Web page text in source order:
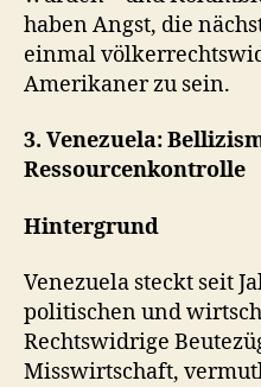
haben Angst, die
einmal
Amerikaner zu sein.
3. Venezuela:
Ressourcenkontrolle
Hintergrund
Venezuela steckt seit
politischen und
Rechtswidrige
Misswirtschaft,